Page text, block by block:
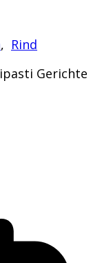
, Rind
Gerichte